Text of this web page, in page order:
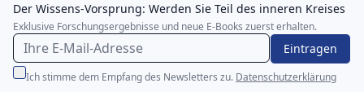
Der Wissens-Vorsprung: Werden Sie Teil des inneren Kreises
Exklusive Forschungsergebnisse und neue E-Books zuerst erhalten.
Eintragen
Ich stimme dem Empfang des Newsletters zu. Datenschutzerklärung